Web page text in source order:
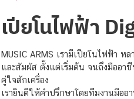
เปียโนไฟฟ้า
MUSIC ARMS เรามีเปียโนไฟฟ้า
และสัมผัส ตั้งแต่เริ่มต้น จนถึงมืออา
คู่ใจสักเครื่อง
เรายินดีให้คำปรึกษาโดยทีมงานมืออ